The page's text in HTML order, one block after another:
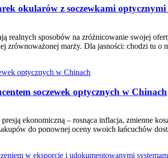
okularów z soczewkami
realnych sposobów na zróżnicowanie swojej
zrównoważonej marży. Dla jasności: chodzi tu o
soczewek optycznych w Chinach
ekonomiczną – rosnąca inflacja, zmienne
do ponownej oceny swoich łańcuchów